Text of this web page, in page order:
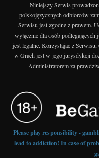
Niniejszy Serwis
polskojęzycznych odbiorców
Serwisu jest zgodne z prawem.
wyłącznie dla osób
jest legalne. Korzystając z
w Grach jest w jego jurysdykcji
Administratorem za
Please play responsibility -
lead to addiction! In case of